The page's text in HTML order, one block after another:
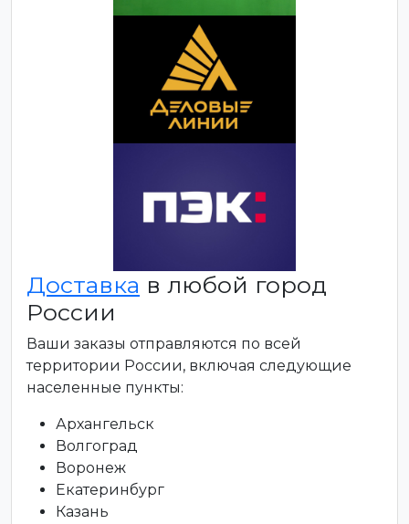
Доставка в любой город
России
Ваши заказы отправляются по всей
территории России, включая следующие
населенные пункты:
Архангельск
Волгоград
Воронеж
Екатеринбург
Казань